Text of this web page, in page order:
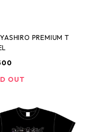
PREMIUM T
OUT